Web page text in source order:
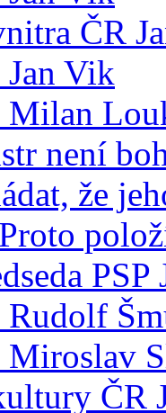
ČR
Jan Vik
Milan
není
že
PSP
Rudolf
Miroslav
ČR